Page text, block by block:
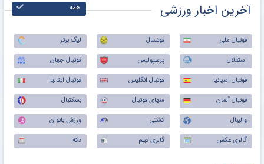
آخرین اخبار ورزشی همه
فوتبال ملی فوتسال
لیگ برتر
استقلال
پرسپولیس
فوتبال جهان
فوتبال اسپانیا
فوتبال انگلیس
فوتبال ایتالیا
فوتبال آلمان
منهای فوتبال
بسکتبال
والیبال
کشتی
ورزش بانوان
گالری عکس
گالری فیلم دکه